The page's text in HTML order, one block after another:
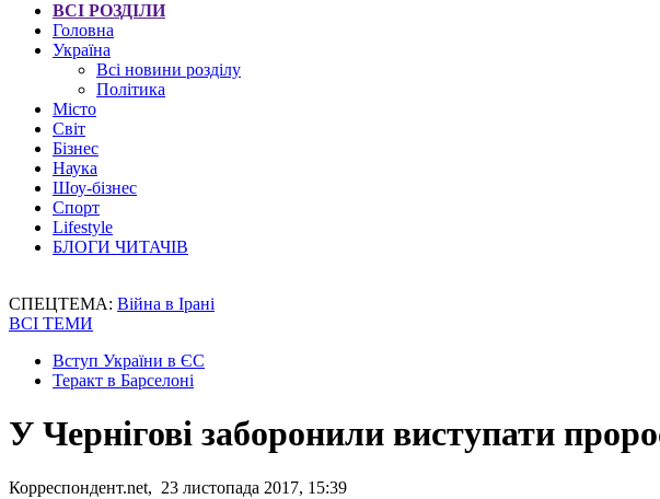
ВСІ РОЗДІЛИ
Головна
Україна
Всі новини розділу
Політика
Місто
Світ
Бізнес
Наука
Шоу-бізнес
Спорт
Lifestyle
БЛОГИ ЧИТАЧІВ
СПЕЦТЕМА: Війна в Ірані
ВСІ ТЕМИ
Вступ України в ЄС
Теракт в Барселоні
У Чернігові заборонили виступати
Корреспондент.net, 23 листопада 2017, 15:39